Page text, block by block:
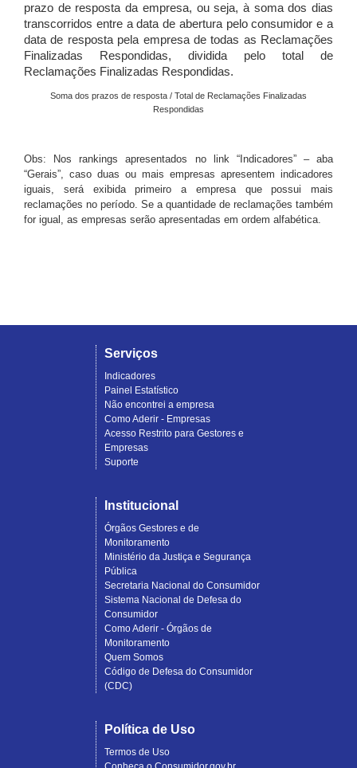
prazo de resposta da empresa, ou seja, à soma dos dias
transcorridos entre a data de abertura pelo consumidor e a
data de resposta pela empresa de todas as Reclamações
Finalizadas Respondidas, dividida pelo total de
Reclamações Finalizadas Respondidas.
Soma dos prazos de resposta / Total de Reclamações Finalizadas
Respondidas
Obs: Nos rankings apresentados no link “Indicadores” – aba
“Gerais”, caso duas ou mais empresas apresentem indicadores
iguais, será exibida primeiro a empresa que possui mais
reclamações no período. Se a quantidade de reclamações também
for igual, as empresas serão apresentadas em ordem alfabética.
Serviços
Indicadores
Painel Estatístico
Não encontrei a empresa
Como Aderir - Empresas
Acesso Restrito para Gestores e
Empresas
Suporte
Institucional
Órgãos Gestores e de
Monitoramento
Ministério da Justiça e Segurança
Pública
Secretaria Nacional do Consumidor
Sistema Nacional de Defesa do
Consumidor
Como Aderir - Órgãos de
Monitoramento
Quem Somos
Código de Defesa do Consumidor
(CDC)
Política de Uso
Termos de Uso